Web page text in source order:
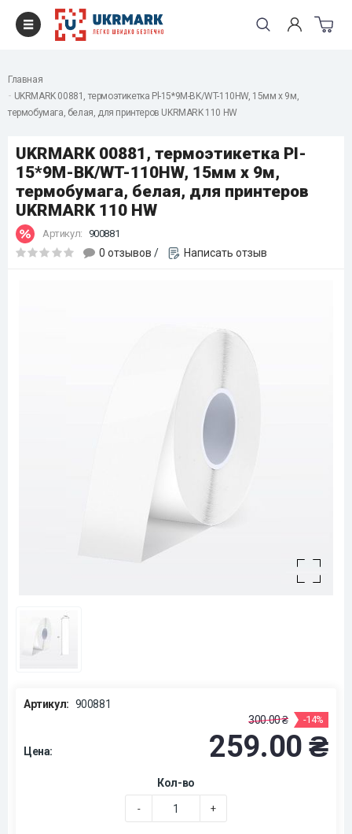
Главная
UKRMARK 00881, термоэтикетка Pl-15*9M-BK/WT-110HW, 15мм х 9м,
термобумага, белая, для принтеров UKRMARK 110 HW
UKRMARK 00881, термоэтикетка Pl-
15*9M-BK/WT-110HW, 15мм х 9м,
термобумага, белая, для принтеров
UKRMARK 110 HW
Артикул: 900881
0 отзывов / Написать отзыв
Артикул: 900881
Цена:
300.00 ₴ -14%
259.00 ₴
Кол-во
- +